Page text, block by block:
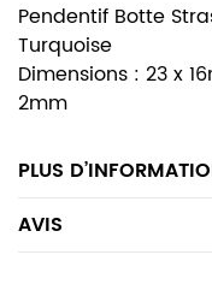
Pendentif Botte
Turquoise
Dimensions : 23 x
2mm
PLUS
AVIS